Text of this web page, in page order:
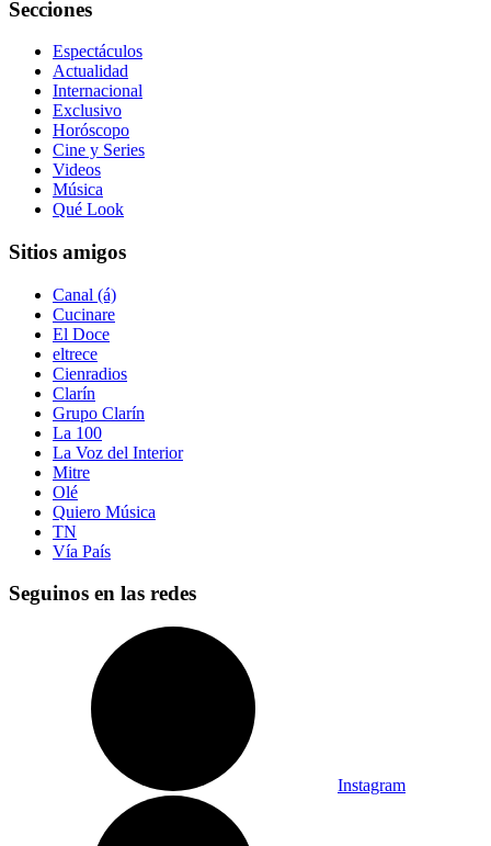
Secciones
Espectáculos
Actualidad
Internacional
Exclusivo
Horóscopo
Cine y Series
Videos
Música
Qué Look
Sitios amigos
Canal (á)
Cucinare
El Doce
eltrece
Cienradios
Clarín
Grupo Clarín
La 100
La Voz del Interior
Mitre
Olé
Quiero Música
TN
Vía País
Seguinos en las redes
Instagram